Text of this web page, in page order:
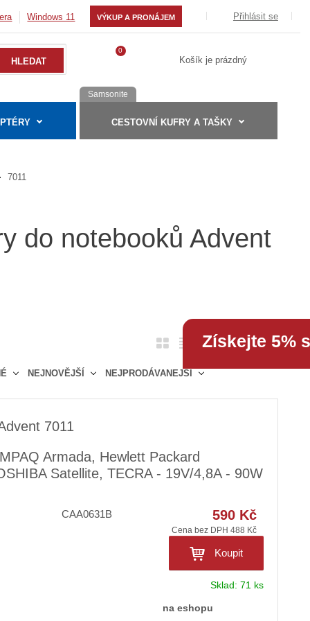
Windows 11 VÝKUP A PRONÁJEM Přihlásit se
0
Košík je prázdný
Samsonite
CESTOVNÍ KUFRY A TAŠKY
7011
do notebooků Advent
NEJNOVĚJŠÍ NEJPRODÁVANEJŠÍ
r
v
ý
p
b
v
ý
p
i
Ř
ý
i
s
1položek
7011
Armada, Hewlett Packard
Satellite, TECRA - 19V/4,8A - 90W
CAA0631B 590 Kč
Cena bez DPH 488 Kč
Koupit
Sklad: 71 ks
na eshopu
Získejte 5%